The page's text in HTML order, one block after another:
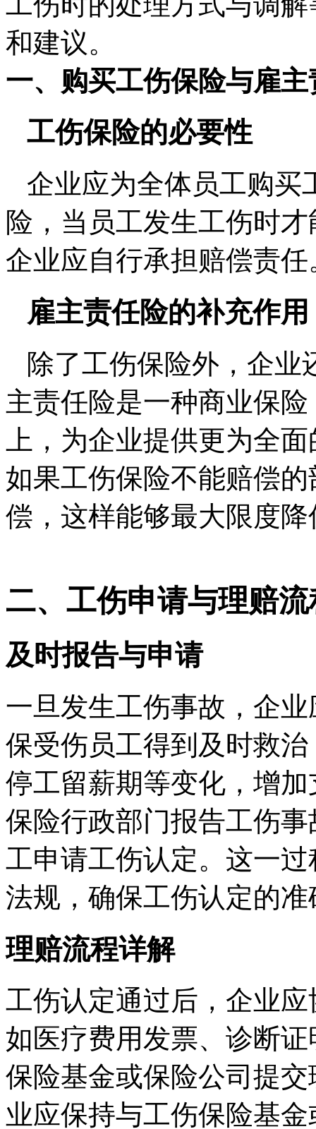
和建议。
一、 购买工伤保险与雇
工伤保险的必要性
企业应为全体员工购买
险，当员工发生工伤时
企业应自行承担赔偿责任
雇主责任险的补充作用
除了工伤保险外，企业
主责任险是一种商业保
上，为企业提供更为全
如果工伤保险不能赔偿
偿，这样能够最大限度
二、工伤申请与理赔
及时报告与申请
一旦发生工伤事故，企
保受伤员工得到及时救
停工留薪期等变化，增
保险行政部门报告工伤
工申请工伤认定。这一
法规，确保工伤认定的
理赔流程详解
工伤认定通过后，企业
如医疗费用发票、诊断
保险基金或保险公司提
业应保持与工伤保险基